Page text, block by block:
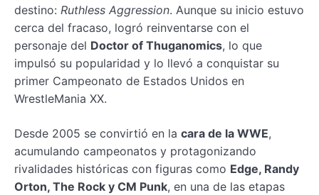
destino: Ruthless Aggression. Aunque su inicio estuvo
cerca del fracaso, logró reinventarse con el
personaje del Doctor of Thuganomics, lo que
impulsó su popularidad y lo llevó a conquistar su
primer Campeonato de Estados Unidos en
WrestleMania XX.
Desde 2005 se convirtió en la cara de la WWE,
acumulando campeonatos y protagonizando
rivalidades históricas con figuras como Edge, Randy
Orton, The Rock y CM Punk, en una de las etapas